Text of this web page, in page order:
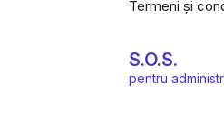
Termeni și
S.O.S.
pentru